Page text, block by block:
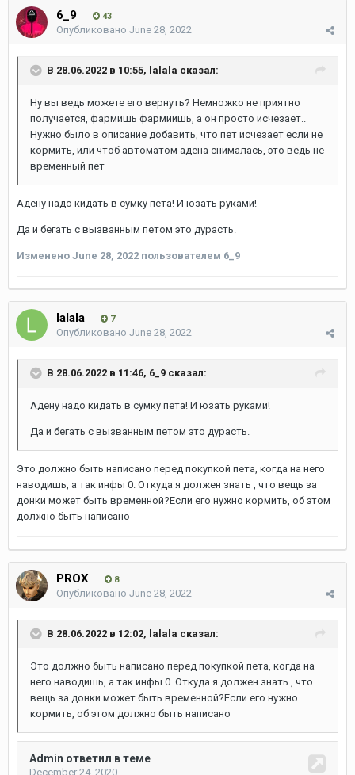
6_9 43
Опубликовано June 28, 2022
В 28.06.2022 в 10:55, lalala сказал:
Ну вы ведь можете его вернуть? Немножко не приятно
получается, фармишь фармиишь, а он просто исчезает..
Нужно было в описание добавить, что пет исчезает если не
кормить, или чтоб автоматом адена снималась, это ведь не
временный пет
Адену надо кидать в сумку пета! И юзать руками!
Да и бегать с вызванным петом это дурасть.
Изменено June 28, 2022 пользователем 6_9
lalala 7
Опубликовано June 28, 2022
В 28.06.2022 в 11:46, 6_9 сказал:
Адену надо кидать в сумку пета! И юзать руками!
Да и бегать с вызванным петом это дурасть.
Это должно быть написано перед покупкой пета, когда на него
наводишь, а так инфы 0. Откуда я должен знать , что вещь за
донки может быть временной?Если его нужно кормить, об этом
должно быть написано
PROX 8
Опубликовано June 28, 2022
В 28.06.2022 в 12:02, lalala сказал:
Это должно быть написано перед покупкой пета, когда на
него наводишь, а так инфы 0. Откуда я должен знать , что
вещь за донки может быть временной?Если его нужно
кормить, об этом должно быть написано